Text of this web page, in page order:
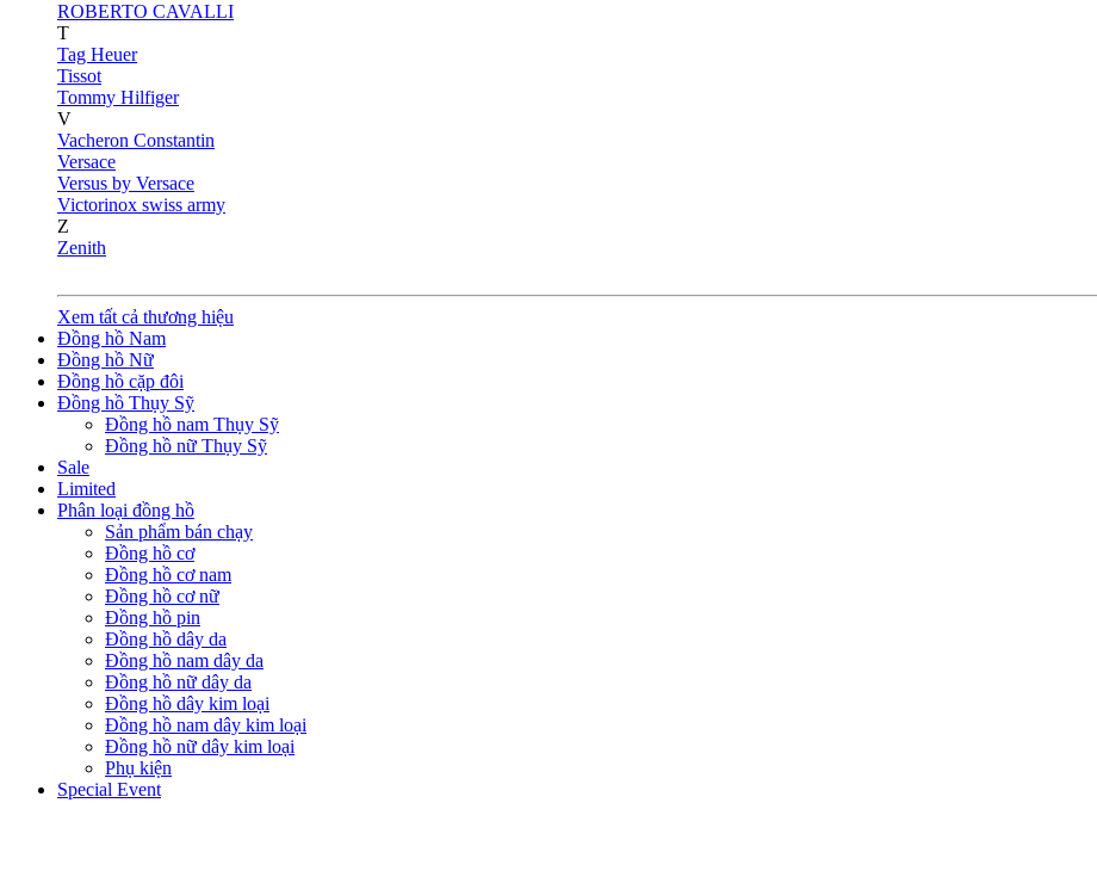
ROBERTO CAVALLI
T
Tag Heuer
Tissot
Tommy Hilfiger
V
Vacheron Constantin
Versace
Versus by Versace
Victorinox swiss army
Z
Zenith
Xem tất cả thương hiệu
Đồng hồ Nam
Đồng hồ Nữ
Đồng hồ cặp đôi
Đồng hồ Thụy Sỹ
Đồng hồ nam Thụy Sỹ
Đồng hồ nữ Thụy Sỹ
Sale
Limited
Phân loại đồng hồ
Sản phẩm bán chạy
Đồng hồ cơ
Đồng hồ cơ nam
Đồng hồ cơ nữ
Đồng hồ pin
Đồng hồ dây da
Đồng hồ nam dây da
Đồng hồ nữ dây da
Đồng hồ dây kim loại
Đồng hồ nam dây kim loại
Đồng hồ nữ dây kim loại
Phụ kiện
Special Event